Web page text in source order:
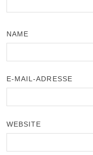
NAME
E-MAIL-ADRESSE
WEBSITE